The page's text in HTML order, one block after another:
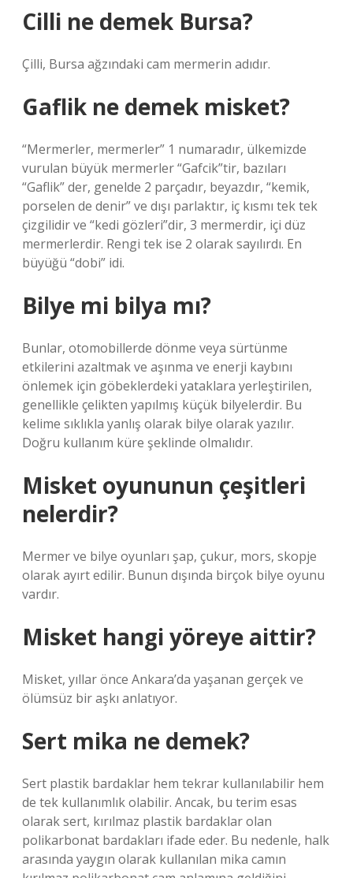
Cilli ne demek Bursa?
Çilli, Bursa ağzındaki cam mermerin adıdır.
Gaflik ne demek misket?
“Mermerler, mermerler” 1 numaradır, ülkemizde
vurulan büyük mermerler “Gafcik”tir, bazıları
“Gaflik” der, genelde 2 parçadır, beyazdır, “kemik,
porselen de denir” ve dışı parlaktır, iç kısmı tek tek
çizgilidir ve “kedi gözleri”dir, 3 mermerdir, içi düz
mermerlerdir. Rengi tek ise 2 olarak sayılırdı. En
büyüğü “dobi” idi.
Bilye mi bilya mı?
Bunlar, otomobillerde dönme veya sürtünme
etkilerini azaltmak ve aşınma ve enerji kaybını
önlemek için göbeklerdeki yataklara yerleştirilen,
genellikle çelikten yapılmış küçük bilyelerdir. Bu
kelime sıklıkla yanlış olarak bilye olarak yazılır.
Doğru kullanım küre şeklinde olmalıdır.
Misket oyununun çeşitleri
nelerdir?
Mermer ve bilye oyunları şap, çukur, mors, skopje
olarak ayırt edilir. Bunun dışında birçok bilye oyunu
vardır.
Misket hangi yöreye aittir?
Misket, yıllar önce Ankara’da yaşanan gerçek ve
ölümsüz bir aşkı anlatıyor.
Sert mika ne demek?
Sert plastik bardaklar hem tekrar kullanılabilir hem
de tek kullanımlık olabilir. Ancak, bu terim esas
olarak sert, kırılmaz plastik bardaklar olan
polikarbonat bardakları ifade eder. Bu nedenle, halk
arasında yaygın olarak kullanılan mika camın